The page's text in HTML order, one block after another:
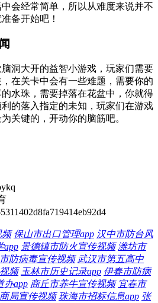
会经常简单，所以从难度来说并不
备开始吧！
洞大开的益智小游戏，玩家们需要
在关卡中会有一些难题，需要你的
水珠，需要掉落在花盆中，你就得
的落入指定的未知，玩家们在游戏
关键的，开动你的脑筋吧。
频 保山市出口管理app 汉中市防台风
app 景德镇市防火宣传视频 潍坊市
防病毒宣传视频 武汉市第五高中
频 玉林市历史记录app 伊春市防病
办app 商丘市养牛宣传视频 宜春市
局宣传视频 珠海市招标信息app 张